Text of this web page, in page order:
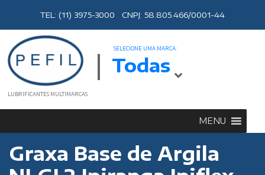
TEL: (11) 3975-3000 CNPJ: 58.805.466/0001-44
LUBRIFICANTES MULTIMARCAS
SELECIONE UMA MARCA:
Todas
MENU
Graxa Base de Argila